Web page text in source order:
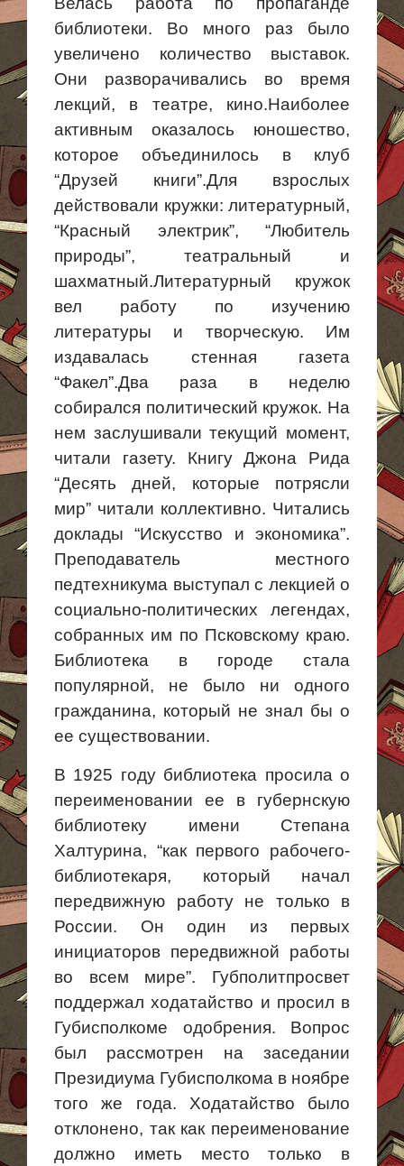
библиотеки. Во много раз было
увеличено количество выставок.
Они разворачивались во время
лекций, в театре, кино.Наиболее
активным оказалось юношество,
которое объединилось в клуб
“Друзей книги”.Для взрослых
действовали кружки: литературный,
“Красный электрик”, “Любитель
природы”, театральный и
шахматный.Литературный кружок
вел работу по изучению
литературы и творческую. Им
издавалась стенная газета
“Факел”.Два раза в неделю
собирался политический кружок. На
нем заслушивали текущий момент,
читали газету. Книгу Джона Рида
“Десять дней, которые потрясли
мир” читали коллективно. Читались
доклады “Искусство и экономика”.
Преподаватель местного
педтехникума выступал с лекцией о
социально-политических легендах,
собранных им по Псковскому краю.
Библиотека в городе стала
популярной, не было ни одного
гражданина, который не знал бы о
ее существовании.
В 1925 году библиотека просила о
переименовании ее в губернскую
библиотеку имени Степана
Халтурина, “как первого рабочего-
библиотекаря, который начал
передвижную работу не только в
России. Он один из первых
инициаторов передвижной работы
во всем мире”. Губполитпросвет
поддержал ходатайство и просил в
Губисполкоме одобрения. Вопрос
был рассмотрен на заседании
Президиума Губисполкома в ноябре
того же года. Ходатайство было
отклонено, так как переименование
должно иметь место только в